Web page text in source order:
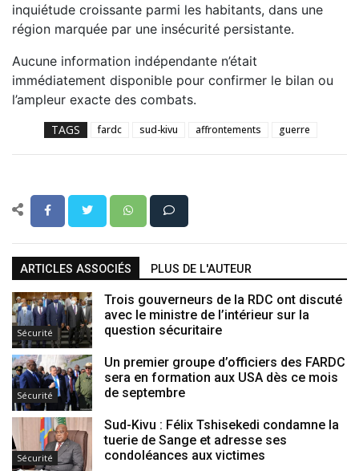
inquiétude croissante parmi les habitants, dans une
région marquée par une insécurité persistante.
Aucune information indépendante n’était
immédiatement disponible pour confirmer le bilan ou
l’ampleur exacte des combats.
TAGS fardc sud-kivu affrontements guerre
ARTICLES ASSOCIÉS PLUS DE L'AUTEUR
Sécurité
Trois gouverneurs de la RDC ont discuté
avec le ministre de l’intérieur sur la
question sécuritaire
Sécurité
Un premier groupe d’officiers des FARDC
sera en formation aux USA dès ce mois
de septembre
Sécurité
Sud-Kivu : Félix Tshisekedi condamne la
tuerie de Sange et adresse ses
condoléances aux victimes